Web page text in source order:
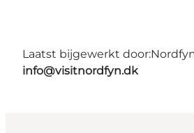
Laatst bijgewerkt door:
info@visitnordfyn.dk